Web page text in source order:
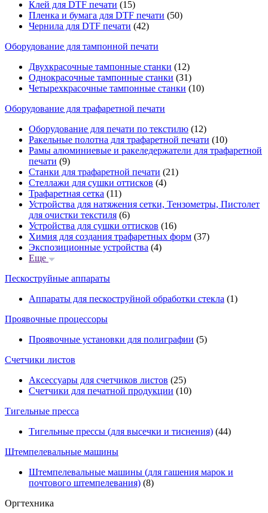
Клей для DTF печати (15)
Пленка и бумага для DTF печати (50)
Чернила для DTF печати (42)
Оборудование для тампонной печати
Двухкрасочные тампонные станки (12)
Однокрасочные тампонные станки (31)
Четырехкрасочные тампонные станки (10)
Оборудование для трафаретной печати
Оборудование для печати по текстилю (12)
Ракельные полотна для трафаретной печати (10)
Рамы алюминиевые и ракеледержатели для трафаретной
печати (9)
Станки для трафаретной печати (21)
Стеллажи для сушки оттисков (4)
Трафаретная сетка (11)
Устройства для натяжения сетки, Тензометры, Пистолет
для очистки текстиля (6)
Устройства для сушки оттисков (16)
Химия для создания трафаретных форм (37)
Экспозиционные устройства (4)
Еще
Пескоструйные аппараты
Аппараты для пескоструйной обработки стекла (1)
Проявочные процессоры
Проявочные установки для полиграфии (5)
Счетчики листов
Аксессуары для счетчиков листов (25)
Счетчики для печатной продукции (10)
Тигельные пресса
Тигельные прессы (для высечки и тиснения) (44)
Штемпелевальные машины
Штемпелевальные машины (для гашения марок и
почтового штемпелевания) (8)
Оргтехника